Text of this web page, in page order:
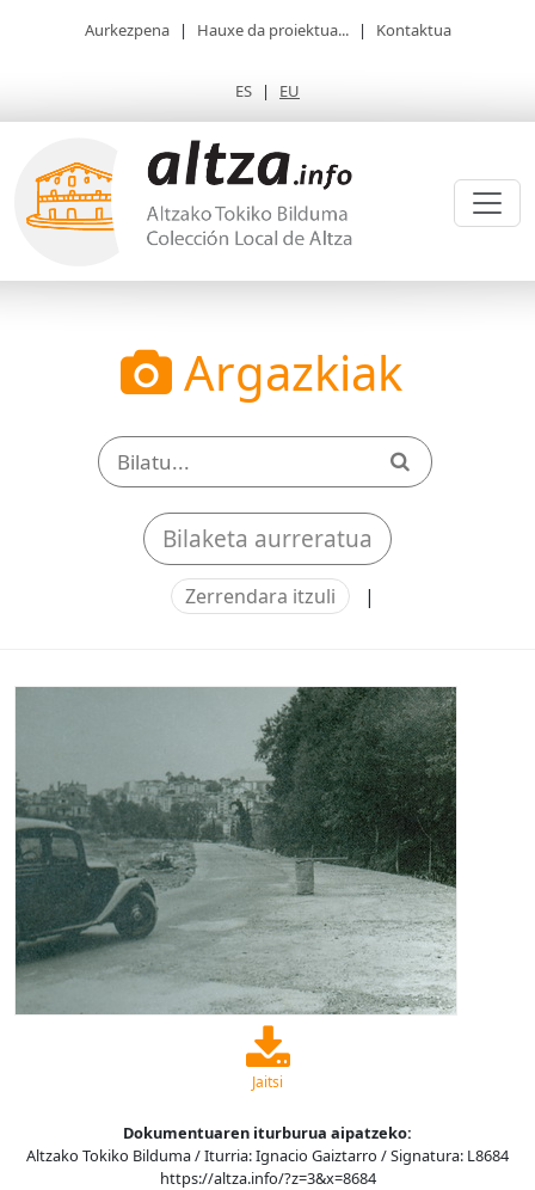
Aurkezpena | Hauxe da proiektua... | Kontaktua
ES | EU
Argazkiak
Bilaketa aurreratua
Zerrendara itzuli |
Jaitsi
Dokumentuaren iturburua aipatzeko:
Altzako Tokiko Bilduma / Iturria: Ignacio Gaiztarro / Signatura: L8684
https://altza.info/?z=3&x=8684